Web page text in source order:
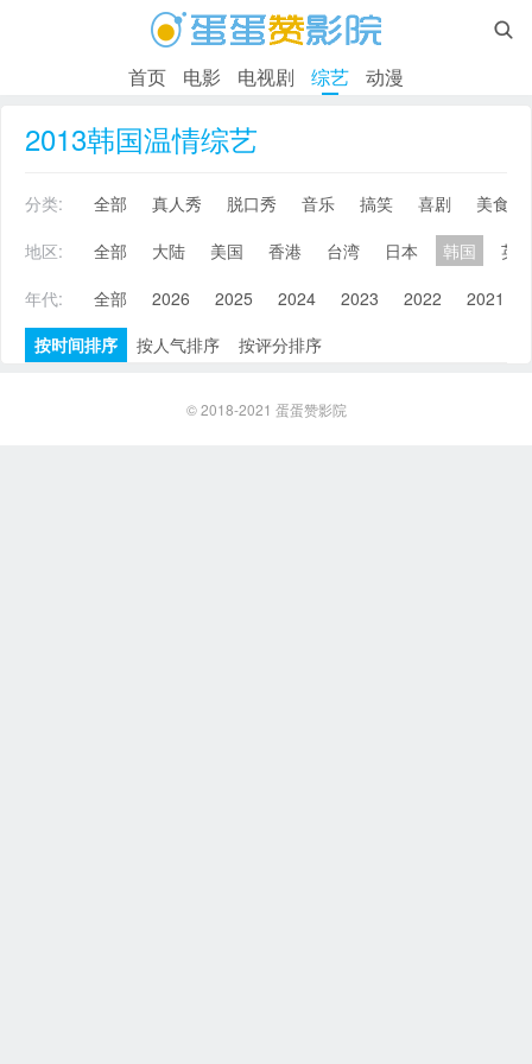

首页 电影 电视剧 综艺 动漫
2013韩国温情综艺
分类: 全部 真人秀 脱口秀 音乐 搞笑 喜剧
美食
地区:
全部 大陆 美国 香港 台湾 日本 韩国
英
年代:
全部 2026 2025 2024 2023 2022 2021
按时间排序
按人气排序 按评分排序
© 2018-2021 蛋蛋赞影院